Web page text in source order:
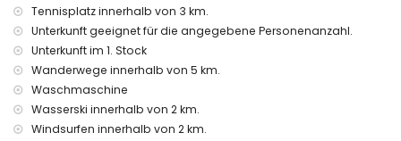
Burg (Portal de la Vila und Dénia) (innerhalb von 25
Kilometern von der Unterkunft)
Sport
Radfahren, Kanufahren, Kajakfahren, Schnorcheln und
Surfen (innerhalb von 1000 Metern von der Wohnung)
Tennis, Wandern, Mountainbiking, Klettern, Angeln, Tauchen,
Tennisplatz innerhalb von 3 km.
Unterkunft geeignet für die angegebene Personenanzahl.
Unterkunft im 1. Stock
Wanderwege innerhalb von 5 km.
Waschmaschine
Wasserski innerhalb von 2 km.
Windsurfen innerhalb von 2 km.